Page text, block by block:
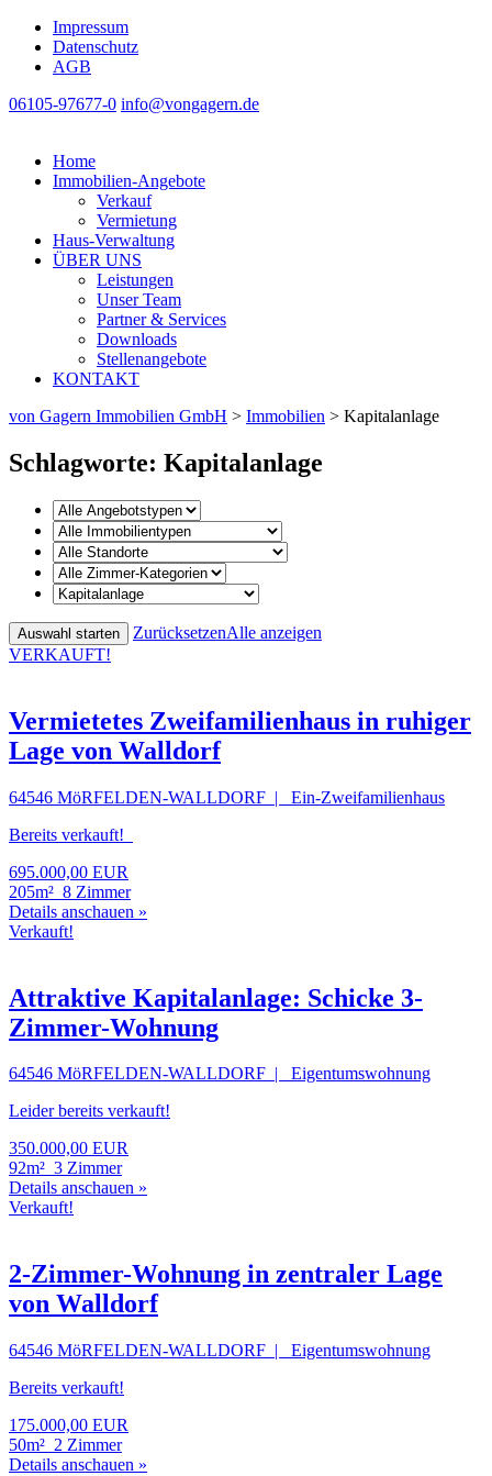
Impressum
Datenschutz
AGB
06105-97677-0 info@vongagern.de
Home
Immobilien-Angebote
Verkauf
Vermietung
Haus-Verwaltung
ÜBER UNS
Leistungen
Unser Team
Partner & Services
Downloads
Stellenangebote
KONTAKT
von Gagern Immobilien GmbH > Immobilien > Kapitalanlage
Schlagworte: Kapitalanlage
ZurücksetzenAlle anzeigen
VERKAUFT!
Vermietetes Zweifamilienhaus in ruhiger
Lage von Walldorf
64546 MöRFELDEN-WALLDORF | Ein-Zweifamilienhaus
Bereits verkauft!
695.000,00 EUR
205m² 8 Zimmer
Details anschauen »
Verkauft!
Attraktive Kapitalanlage: Schicke 3-
Zimmer-Wohnung
64546 MöRFELDEN-WALLDORF | Eigentumswohnung
Leider bereits verkauft!
350.000,00 EUR
92m² 3 Zimmer
Details anschauen »
Verkauft!
2-Zimmer-Wohnung in zentraler Lage
von Walldorf
64546 MöRFELDEN-WALLDORF | Eigentumswohnung
Bereits verkauft!
175.000,00 EUR
50m² 2 Zimmer
Details anschauen »